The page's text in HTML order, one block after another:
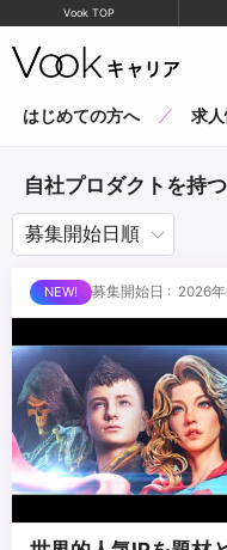
Vook TOP
はじめての方へ 求
自社プロダクトを持
募集開始日 : 2026年